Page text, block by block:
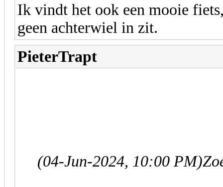
Ik vindt het ook een mooie
geen achterwiel in zit.
PieterTrapt
(04-Jun-2024, 10:00 PM)